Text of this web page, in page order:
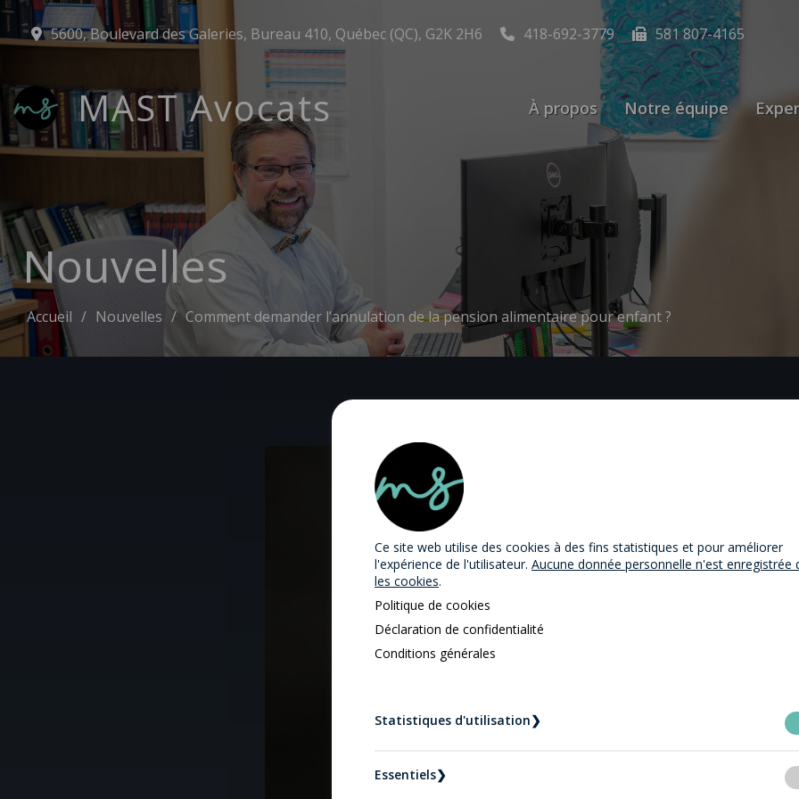
5600, Boulevard des Galeries, Bureau 410, Québec (QC), G2K 2H6 418-692-3779 581 807-4165
MAST Avocats À propos Notre équipe
Nouvelles
Accueil Nouvelles Comment demander l’annulation de la pension alimentaire pour enfant ?
Ce site web utilise des cookies à des fins statistiques et pour améliorer
l'expérience de l'utilisateur. Aucune donnée personnelle n'est enregistrée
les cookies.
Politique de cookies
Déclaration de confidentialité
Conditions générales
Statistiques d'utilisation❯
Essentiels❯